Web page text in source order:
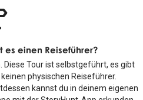
es einen Reiseführer?
Diese Tour ist selbstgeführt, es gibt
physischen Reiseführer.
kannst du in deinem eigenen